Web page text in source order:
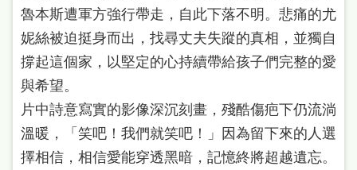
政
府
網
站
資
料
魯本斯遭軍方強行帶走，自此下落不明。悲痛的尤
妮絲被迫挺身而出，找尋丈夫失蹤的真相，並獨自
撐起這個家，以堅定的心持續帶給孩子們完整的愛
與希望。
片中詩意寫實的影像深沉刻畫，殘酷傷疤下仍流淌
溫暖，「笑吧！我們就笑吧！」因為留下來的人選
擇相信，相信愛能穿透黑暗，記憶終將超越遺忘。